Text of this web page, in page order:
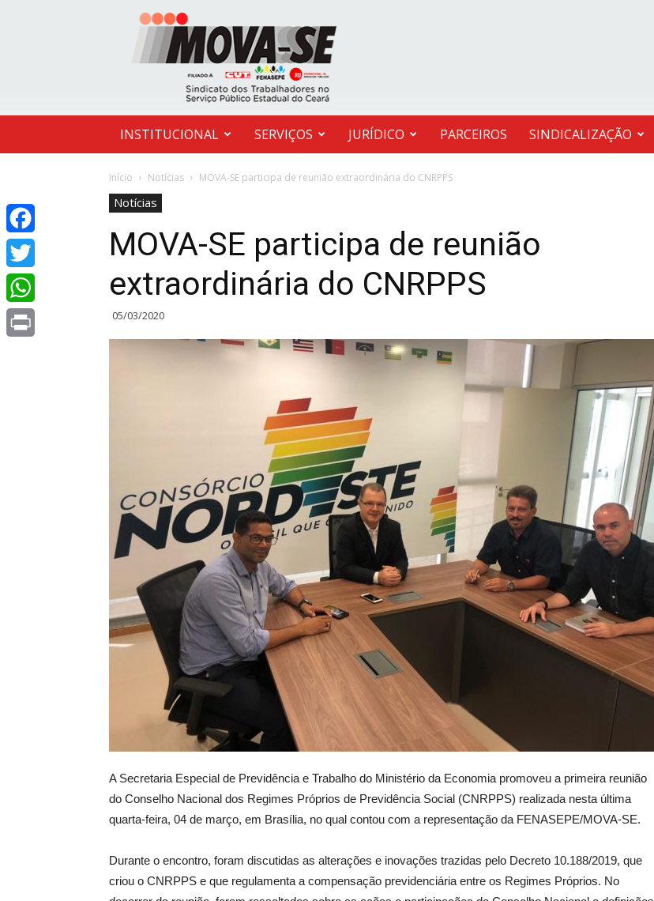
MOVA-
SE
INSTITUCIONAL SERVIÇOS JURÍDICO PARCEIROS SINDICALIZAÇÃO
Início Notícias MOVA-SE participa de reunião extraordinária do CNRPPS
Notícias
MOVA-SE participa de reunião
extraordinária do CNRPPS
05/03/2020
A Secretaria Especial de Previdência e Trabalho do Ministério da Economia promoveu a primeira reunião
do Conselho Nacional dos Regimes Próprios de Previdência Social (CNRPPS) realizada nesta última
quarta-feira, 04 de março, em Brasília, no qual contou com a representação da FENASEPE/MOVA-SE.
Durante o encontro, foram discutidas as alterações e inovações trazidas pelo Decreto 10.188/2019, que
criou o CNRPPS e que regulamenta a compensação previdenciária entre os Regimes Próprios. No
Facebook
Twitter
WhatsApp